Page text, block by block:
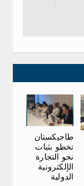
طاجيكستان
تخطو بثبات
نحو التجارة
الإلكترونية
الدولية